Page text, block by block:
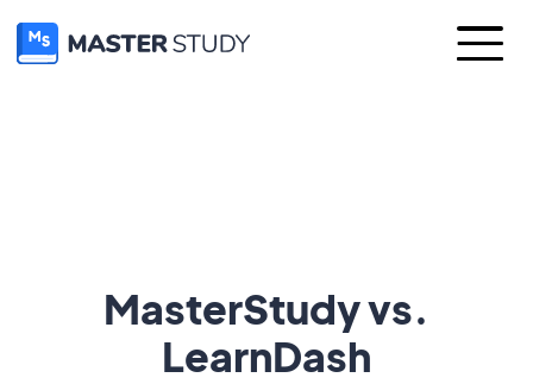
MasterStudy vs.
LearnDash